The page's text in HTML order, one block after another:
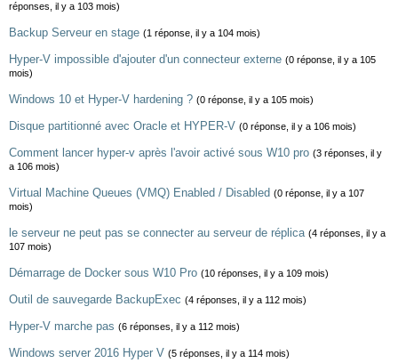
réponses, il y a 103 mois)
Backup Serveur en stage (1 réponse, il y a 104 mois)
Hyper-V impossible d'ajouter d'un connecteur externe (0 réponse, il y a 105
mois)
Windows 10 et Hyper-V hardening ? (0 réponse, il y a 105 mois)
Disque partitionné avec Oracle et HYPER-V (0 réponse, il y a 106 mois)
Comment lancer hyper-v après l'avoir activé sous W10 pro (3 réponses, il y
a 106 mois)
Virtual Machine Queues (VMQ) Enabled / Disabled (0 réponse, il y a 107
mois)
le serveur ne peut pas se connecter au serveur de réplica (4 réponses, il y a
107 mois)
Démarrage de Docker sous W10 Pro (10 réponses, il y a 109 mois)
Outil de sauvegarde BackupExec (4 réponses, il y a 112 mois)
Hyper-V marche pas (6 réponses, il y a 112 mois)
Windows server 2016 Hyper V (5 réponses, il y a 114 mois)